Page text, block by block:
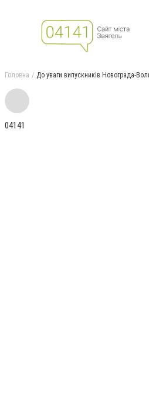
Головна До уваги випускників Новограда-
04141